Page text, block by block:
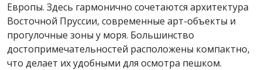
Европы. Здесь гармонично сочетаются архитектура
Восточной Пруссии, современные арт-объекты и
прогулочные зоны у моря. Большинство
достопримечательностей расположены компактно,
что делает их удобными для осмотра пешком.